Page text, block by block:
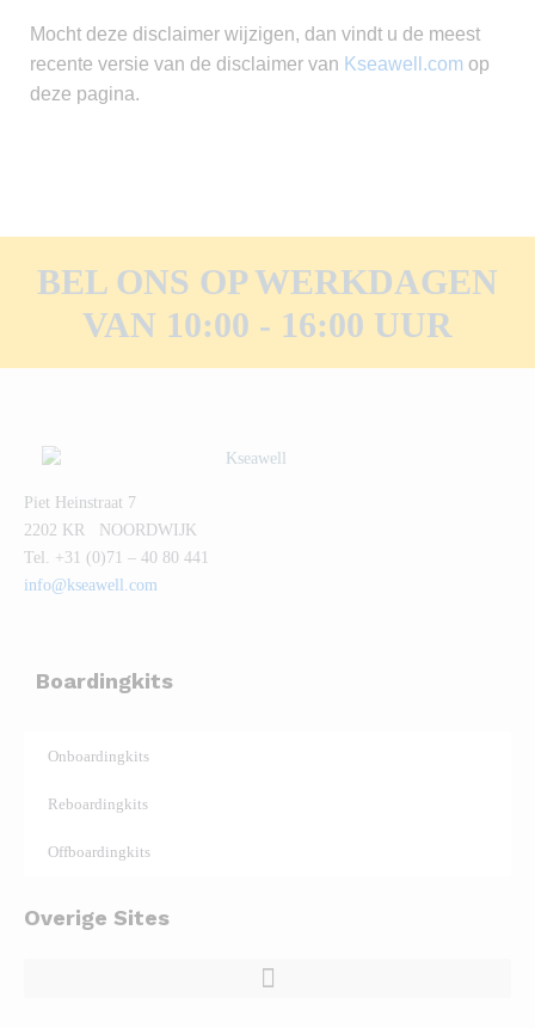
Mocht deze disclaimer wijzigen, dan vindt u de meest
recente versie van de disclaimer van Kseawell.com op
deze pagina.
BEL ONS OP WERKDAGEN
VAN 10:00 - 16:00 UUR
Piet Heinstraat 7
2202 KR NOORDWIJK
Tel. +31 (0)71 – 40 80 441
info@kseawell.com
Boardingkits
Onboardingkits
Reboardingkits
Offboardingkits
Overige Sites